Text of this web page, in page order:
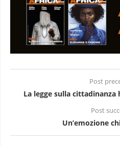
Post
La legge sulla
Post
Un’emozione